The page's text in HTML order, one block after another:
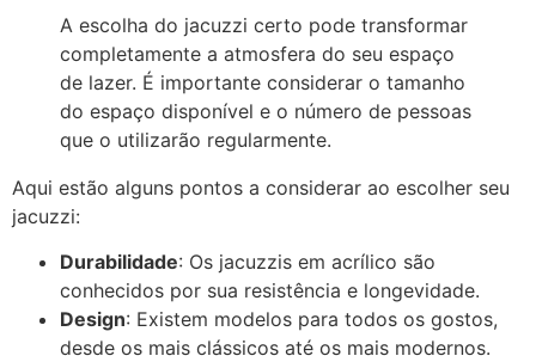
A escolha do jacuzzi certo pode transformar
completamente a atmosfera do seu espaço
de lazer. É importante considerar o tamanho
do espaço disponível e o número de pessoas
que o utilizarão regularmente.
Aqui estão alguns pontos a considerar ao escolher seu
jacuzzi:
Durabilidade: Os jacuzzis em acrílico são
conhecidos por sua resistência e longevidade.
Design: Existem modelos para todos os gostos,
desde os mais clássicos até os mais modernos.